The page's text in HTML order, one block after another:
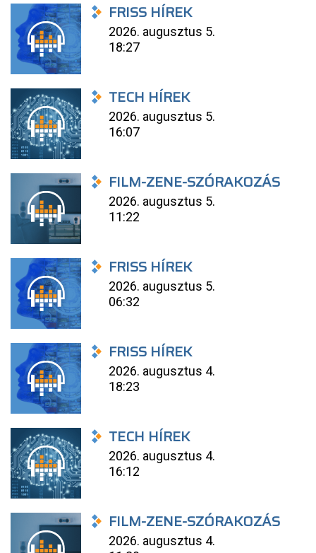
FRISS HÍREK
2026. augusztus 5.
18:27
TECH HÍREK
2026. augusztus 5.
16:07
FILM-ZENE-SZÓRAKOZÁS
2026. augusztus 5.
11:22
FRISS HÍREK
2026. augusztus 5.
06:32
FRISS HÍREK
2026. augusztus 4.
18:23
TECH HÍREK
2026. augusztus 4.
16:12
FILM-ZENE-SZÓRAKOZÁS
2026. augusztus 4.